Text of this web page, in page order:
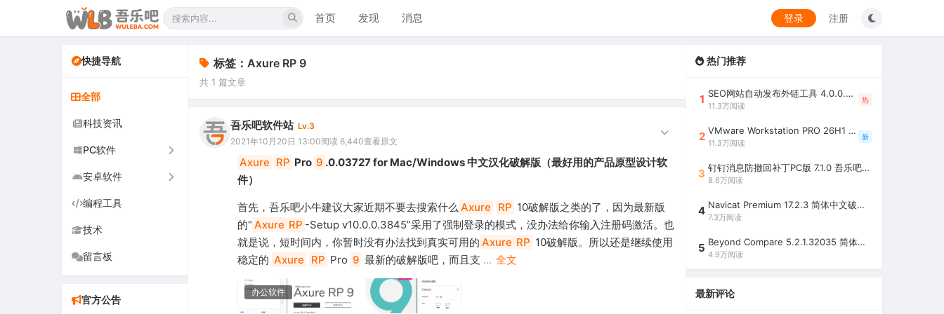
首页 发现 消息 登录 注册
快捷导航
全部
科技资讯
PC软件
办公软件
网络软件
音频视频
安卓软件
手机软件
车机软件
编程工具
技术
留言板
官方公告
标签：Axure RP 9
共 1 篇文章
吾乐吧软件站 Lv.3
2021年10月20日 13:00阅读 6,440查看原文
Axure RP Pro 9 .0.03727 for Mac/Windows 中文汉化破解版（最好用的产品原型设计软
件）
首先，吾乐吧小牛建议大家近期不要去搜索什么 Axure RP 10破解版之类的了，因为最新版
的“Axure RP -Setup v10.0.0.3845”采用了强制登录的模式，没办法给你输入注册码激活。也
就是说，短时间内，你暂时没有办法找到真实可用的 Axure RP 10破解版。所以还是继续使用
稳定的 Axure RP Pro 9 最新的破解版吧，而且支 ... 全文
办公软件
热门推荐
1 SEO网站自动发布外链工具 4.0.0.0 吾乐吧优化版（智能代理狂刷外链）
11.3万阅读
热
2 VMware Workstation PRO 26H1 中文精简安装注册版 / 完整版（最好用的虚拟机软件）
11.3万阅读
新
3 钉钉消息防撤回补丁PC版 7.1.0 吾乐吧优化版（支持消息防撤回+钉钉多开+支持消息永不已读+去除钉钉水印）
8.6万阅读
4 Navicat Premium 17.2.3 简体中文破解版（多重数据库管理工具）
7.3万阅读
5 Beyond Compare 5.2.1.32035 简体中文注册版（超强文件/夹比较工具）
4.9万阅读
最新评论